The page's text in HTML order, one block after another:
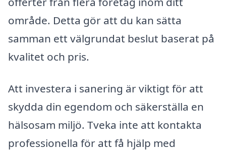
område. Detta gör att du kan sätta
samman ett välgrundat beslut baserat på
kvalitet och pris.
Att investera i sanering är viktigt för att
skydda din egendom och säkerställa en
hälsosam miljö. Tveka inte att kontakta
professionella för att få hjälp med